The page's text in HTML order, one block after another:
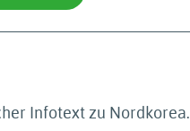
Infotext zu Nordkorea.